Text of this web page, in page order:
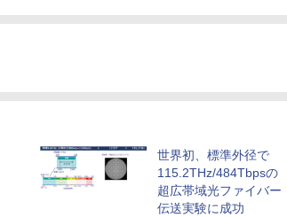
世界初、標準外径で
115.2THz/484Tbpsの
超広帯域光ファイバー
伝送実験に成功